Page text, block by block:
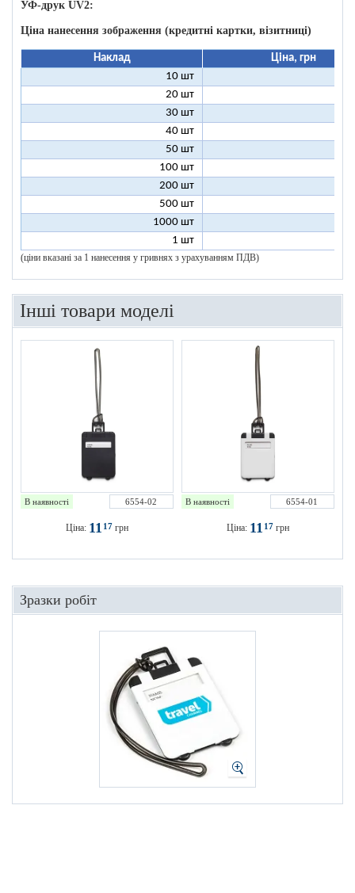
УФ-друк UV2:
Ціна нанесення зображення (кредитні картки, візитниці)
Наклад
Ціна, грн
10 шт
20 шт
30 шт
40 шт
50 шт
100 шт
200 шт
500 шт
1000 шт
1 шт
(ціни вказані за 1 нанесення у гривнях з урахуванням ПДВ)
Інші товари моделі
В наявності 6554-02
Ціна: 1117 грн
В наявності 6554-01
Ціна: 1117 грн
Зразки робіт